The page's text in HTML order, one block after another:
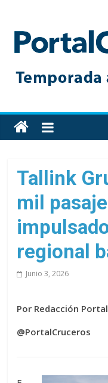
content
Toda
la
de
cruceros
en
un
solo
Tallink
mil
regional
Junio 3, 2026
Por Redacción
@PortalCruceros